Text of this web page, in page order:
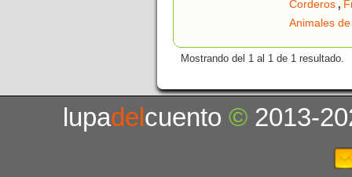
Corderos
Animales
Mostrando del 1 al 1 de 1 resultado.
lupadelcuento© 2013-